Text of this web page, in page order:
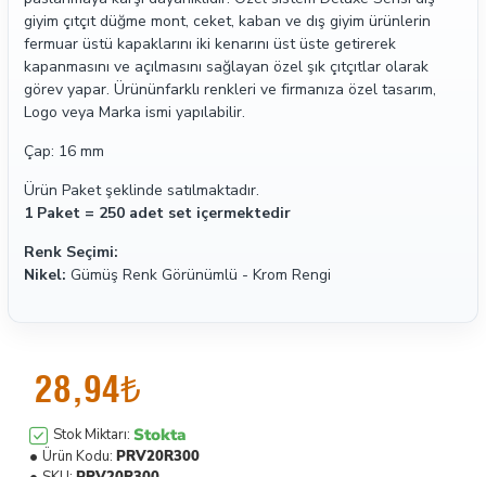
giyim çıtçıt düğme mont, ceket, kaban ve dış giyim ürünlerin
fermuar üstü kapaklarını iki kenarını üst üste getirerek
kapanmasını ve açılmasını sağlayan özel şık çıtçıtlar olarak
görev yapar. Ürününfarklı renkleri ve firmanıza özel tasarım,
Logo veya Marka ismi yapılabilir.
Çap: 16 mm
Ürün Paket şeklinde satılmaktadır.
1 Paket = 250 adet set içermektedir
Renk Seçimi:
Nikel: Gümüş Renk Görünümlü - Krom Rengi
28,94₺
Stok Miktarı: Stokta
Ürün Kodu: PRV20R300